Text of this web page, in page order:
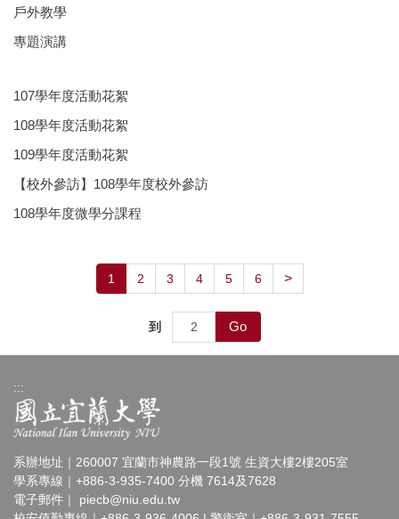
戶外教學
專題演講
107學年度活動花絮
108學年度活動花絮
109學年度活動花絮
【校外參訪】108學年度校外參訪
108學年度微學分課程
1 2 3 4 5 6 >
到 Go
:::
系辦地址｜260007 宜蘭市神農路一段1號 生資大樓2樓205室
學系專線｜+886-3-935-7400 分機 7614及7628
電子郵件｜ piecb@niu.edu.tw